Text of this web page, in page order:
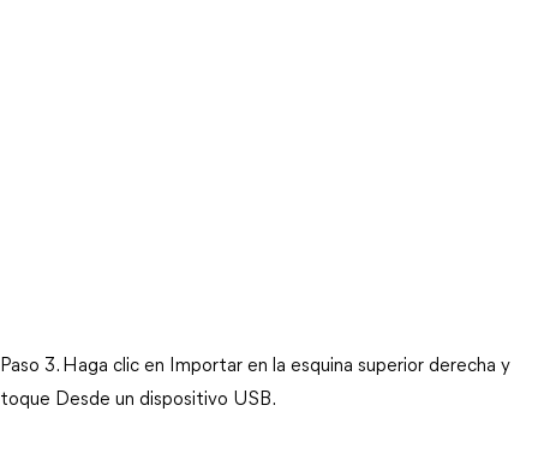
Paso 3. Haga clic en Importar en la esquina superior derecha y
toque Desde un dispositivo USB.